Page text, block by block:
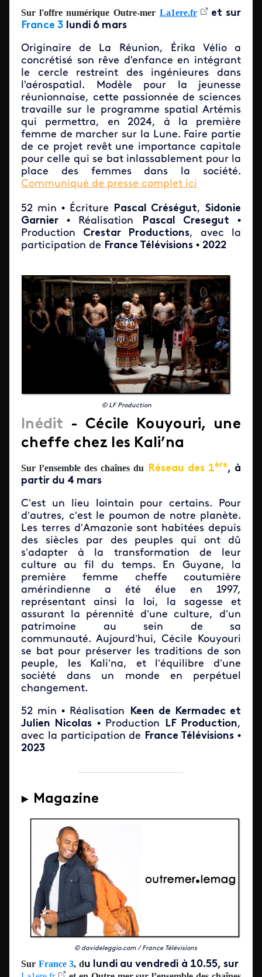
Sur l'offre numérique Outre-mer La1ere.fr
et sur
France 3 lundi 6 mars
Originaire de La Réunion, Érika Vélio a
concrétisé son rêve d'enfance en intégrant
le cercle restreint des ingénieures dans
l'aérospatial. Modèle pour la jeunesse
réunionnaise, cette passionnée de sciences
travaille sur le programme spatial Artémis
qui permettra, en 2024, à la première
femme de marcher sur la Lune. Faire partie
de ce projet revêt une importance capitale
pour celle qui se bat inlassablement pour la
place des femmes dans la société.
Communiqué de presse complet ici
52 min • Écriture Pascal Créségut, Sidonie
Garnier • Réalisation Pascal Cresegut •
Production Crestar Productions, avec la
participation de France Télévisions • 2022
© LF Production
Inédit - Cécile Kouyouri, une
cheffe chez les Kali’na
Sur l’ensemble des chaînes du Réseau des 1ère, à
partir du 4 mars
C’est un lieu lointain pour certains. Pour
d’autres, c’est le poumon de notre planète.
Les terres d’Amazonie sont habitées depuis
des siècles par des peuples qui ont dû
s’adapter à la transformation de leur
culture au fil du temps. En Guyane, la
première femme cheffe coutumière
amérindienne a été élue en 1997,
représentant ainsi la loi, la sagesse et
assurant la pérennité d’une culture, d’un
patrimoine au sein de sa
communauté. Aujourd’hui, Cécile Kouyouri
se bat pour préserver les traditions de son
peuple, les Kali’na, et l’équilibre d’une
société dans un monde en perpétuel
changement.
52 min • Réalisation
Keen de Kermadec et
Julien Nicolas • Production LF Production,
avec la participation de France Télévisions •
2023
► Magazine
© davideleggio.com / France Télévisions
Sur France 3, du lundi au vendredi à 10.55, sur